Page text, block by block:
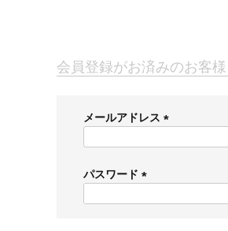
会員登録がお済みのお客様
メールアドレス
)
パスワード